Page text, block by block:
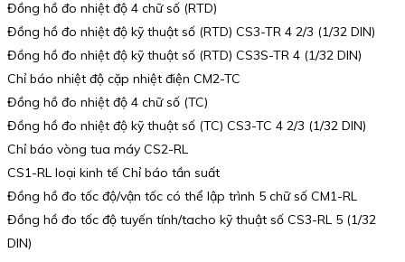
Đồng hồ đo nhiệt độ 4 chữ số (RTD)
Đồng hồ đo nhiệt độ kỹ thuật số (RTD) CS3-TR 4 2/3 (1/32 DIN)
Đồng hồ đo nhiệt độ kỹ thuật số (RTD) CS3S-TR 4 (1/32 DIN)
Chỉ báo nhiệt độ cặp nhiệt điện CM2-TC
Đồng hồ đo nhiệt độ 4 chữ số (TC)
Đồng hồ đo nhiệt độ kỹ thuật số (TC) CS3-TC 4 2/3 (1/32 DIN)
Chỉ báo vòng tua máy CS2-RL
CS1-RL loại kinh tế Chỉ báo tần suất
Đồng hồ đo tốc độ/vận tốc có thể lập trình 5 chữ số CM1-RL
Đồng hồ đo tốc độ tuyến tính/tacho kỹ thuật số CS3-RL 5 (1/32
DIN)